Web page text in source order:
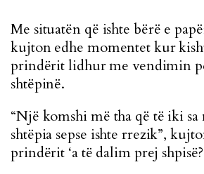
Me situatën që ishte bërë e
kujton edhe momentet kur
prindërit lidhur me vendimin
shtëpinë.
“Një komshi më tha që të iki sa
shtëpia sepse ishte rrezik”,
prindërit ‘a të dalim prej